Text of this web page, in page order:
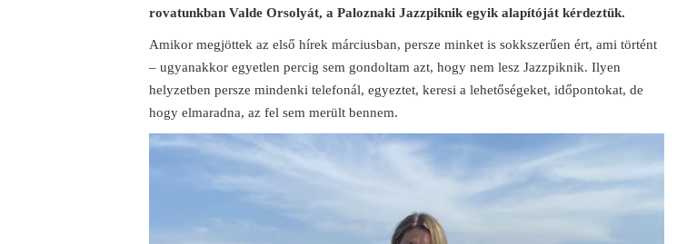
rovatunkban Valde Orsolyát, a Paloznaki Jazzpiknik egyik alapítóját kérdeztük.
Amikor megjöttek az első hírek márciusban, persze minket is sokkszerűen ért, ami történt
– ugyanakkor egyetlen percig sem gondoltam azt, hogy nem lesz Jazzpiknik. Ilyen
helyzetben persze mindenki telefonál, egyeztet, keresi a lehetőségeket, időpontokat, de
hogy elmaradna, az fel sem merült bennem.